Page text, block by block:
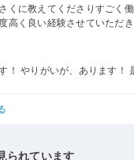
くに教えてくださりすごく
高く良い経験させていただき
！ やりがいが、あります
られています